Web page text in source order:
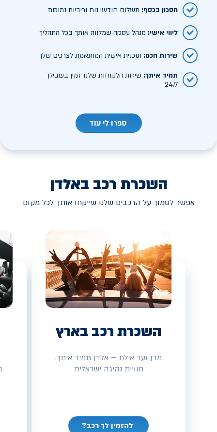
חסכון בכסף: תשלום חודשי נוח וריביות נמוכות
ליווי אישי: מנהל עסקה שמלווה אותך בכל התהליך
שירות חכם: תוכנית אישית המותאמת לצרכים שלך
תמיד איתך: שירות הלקוחות שלנו זמין בשבילך
24/7
ספרו לי עוד
השכרת רכב באלדן
אפשר לסמוך על הרכבים שלנו שייקחו אותך לכל מקום
השכרת רכב בארץ
מדן ועד אילת – אלדן תמיד איתך.
חוויית נהיגה ישראלית
להזמין לך רכב?